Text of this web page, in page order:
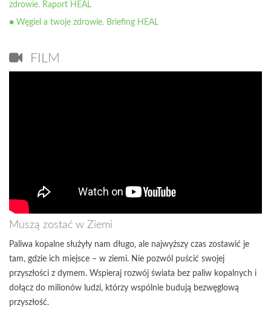
zdrowie. Raport HEAL
● Węgiel a twoje zdrowie. Briefing HEAL
FILM
Muszą zostać w Ziemi
Paliwa kopalne służyły nam długo, ale najwyższy czas zostawić je
tam, gdzie ich miejsce – w ziemi. Nie pozwól puścić swojej
przyszłości z dymem. Wspieraj rozwój świata bez paliw kopalnych i
dołącz do milionów ludzi, którzy wspólnie budują bezwęglową
przyszłość.